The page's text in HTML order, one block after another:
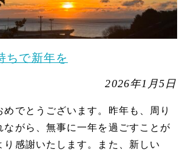
ちで新年を
2026年1月5日
めでとうございます。昨年も、周り
ながら、無事に一年を過ごすことが
り感謝いたします。また、新しい